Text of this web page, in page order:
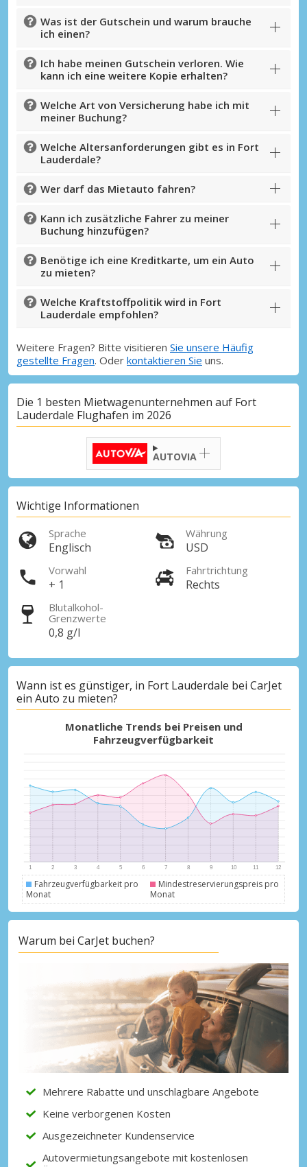
Was ist der Gutschein und warum brauche
ich einen?
Ich habe meinen Gutschein verloren. Wie
kann ich eine weitere Kopie erhalten?
Welche Art von Versicherung habe ich mit
meiner Buchung?
Welche Altersanforderungen gibt es in Fort
Lauderdale?
Wer darf das Mietauto fahren?
Kann ich zusätzliche Fahrer zu meiner
Buchung hinzufügen?
Benötige ich eine Kreditkarte, um ein Auto
zu mieten?
Welche Kraftstoffpolitik wird in Fort
Lauderdale empfohlen?
Weitere Fragen? Bitte visitieren Sie unsere Häufig
gestellte Fragen. Oder kontaktieren Sie uns.
Die 1 besten Mietwagenunternehmen auf Fort
Lauderdale Flughafen im 2026
AUTOVIA
Wichtige Informationen
Sprache
Englisch
Währung
USD
Vorwahl
+ 1
Fahrtrichtung
Rechts
Blutalkohol-
Grenzwerte
0,8 g/l
Wann ist es günstiger, in Fort Lauderdale bei CarJet
ein Auto zu mieten?
Monatliche Trends bei Preisen und
Fahrzeugverfügbarkeit
Fahrzeugverfügbarkeit pro
Monat
Mindestreservierungspreis pro
Monat
Warum bei CarJet buchen?
Mehrere Rabatte und unschlagbare Angebote
Keine verborgenen Kosten
Ausgezeichneter Kundenservice
Autovermietungsangebote mit kostenlosen
Top-Ersparnisses
Erhalten Sie Zugang zu exklusiven
Mit eLink anmelden